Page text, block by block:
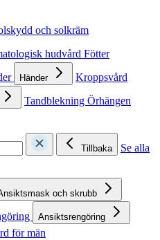
och solkräm
hudvård Fötter
Händer Kroppsvård
Tandblekning Örhängen
Tillbaka
Se alla
och skrubb
Ansiktsrengöring
för män